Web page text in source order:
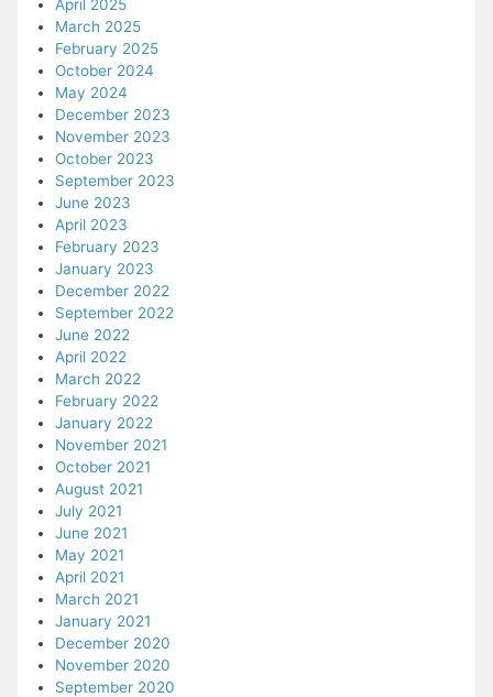
April 2025
March 2025
February 2025
October 2024
May 2024
December 2023
November 2023
October 2023
September 2023
June 2023
April 2023
February 2023
January 2023
December 2022
September 2022
June 2022
April 2022
March 2022
February 2022
January 2022
November 2021
October 2021
August 2021
July 2021
June 2021
May 2021
April 2021
March 2021
January 2021
December 2020
November 2020
September 2020